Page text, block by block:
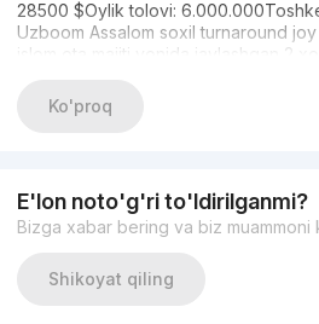
28500 $Oylik tolovi:
Uzboom Assalom soxil turnaround
islom ota majiti yonida jaylashgan 2
qlishiz mumkun
Ko'proq
E'lon noto'g'ri to'ldirilganmi?
Bizga xabar bering va biz muammoni
Shikoyat qiling